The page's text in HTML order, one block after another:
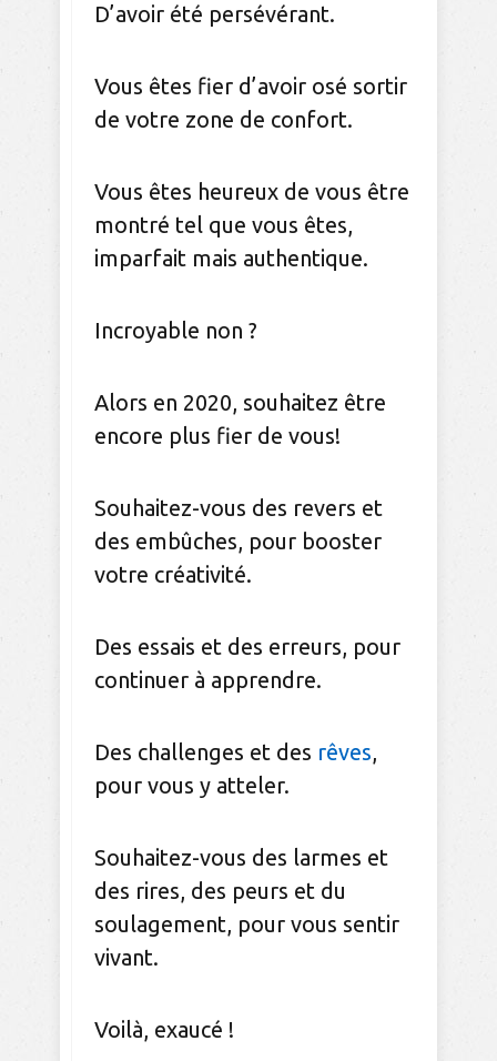
D’avoir été persévérant.
Vous êtes fier d’avoir osé sortir
de votre zone de confort.
Vous êtes heureux de vous être
montré tel que vous êtes,
imparfait mais authentique.
Incroyable non ?
Alors en 2020, souhaitez être
encore plus fier de vous!
Souhaitez-vous des revers et
des embûches, pour booster
votre créativité.
Des essais et des erreurs, pour
continuer à apprendre.
Des challenges et des rêves,
pour vous y atteler.
Souhaitez-vous des larmes et
des rires, des peurs et du
soulagement, pour vous sentir
vivant.
Voilà, exaucé !